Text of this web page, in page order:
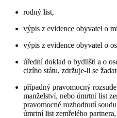
rodný list,
výpis z evidence obyvatel o
výpis z evidence obyvatel o
úřední doklad o bydlišti a o
cizího státu, zdržuje-li se
případný pravomocný
manželství, nebo úmrtní list
pravomocné rozhodnutí
úmrtní list zemřelého partnera,